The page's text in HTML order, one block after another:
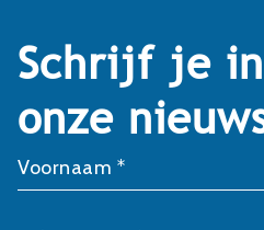
Schrijf je
onze
Voornaam *